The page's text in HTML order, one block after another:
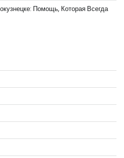
Помощь, Которая Всегда